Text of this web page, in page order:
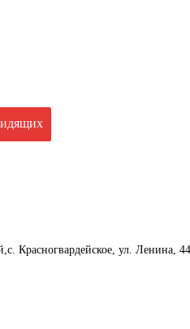
Красногвардейское, ул. Ленина, 44